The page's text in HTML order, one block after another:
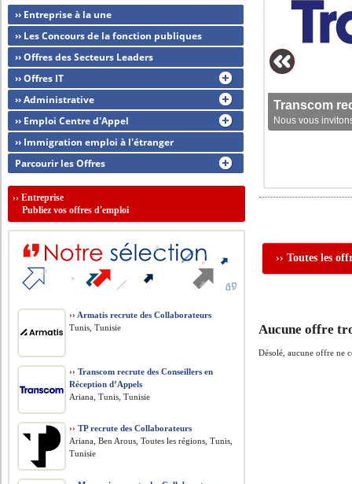
Transcom
Nous vous
›› Toutes les
Aucune offre
Désolé, aucune offre ne
›› Entreprise à la une
›› Les Concours de la fonction publiques
›› Offres des Secteurs Leaders
›› Offres IT
›› Administrative
›› Emploi Centre d'Appel
›› Immigration emploi à l'étranger
Parcourir les Offres
››Entreprise
Publiez vos offres d'emploi
›› Armatis recrute des Collaborateurs
Tunis, Tunisie
›› Transcom recrute des Conseillers en
Réception d’Appels
Ariana, Tunis, Tunisie
›› TP recrute des Collaborateurs
Ariana, Ben Arous, Toutes les régions, Tunis,
Tunisie